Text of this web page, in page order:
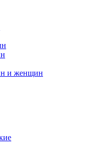
и женщин